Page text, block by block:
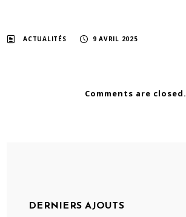
ACTUALITÉS 9 AVRIL 2025
Comments are closed.
DERNIERS AJOUTS